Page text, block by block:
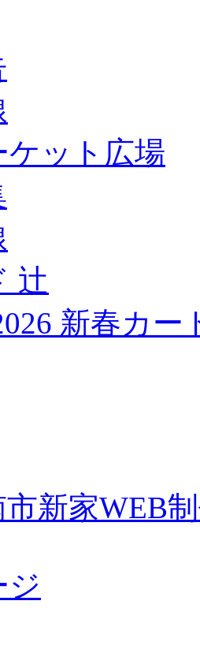
ケット広場
辻
新春カ
新家WEB
ジ